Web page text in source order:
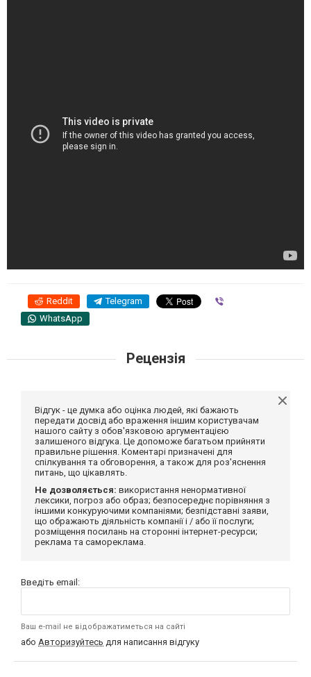
Reddit Telegram
WhatsApp
Рецензія
Відгук - це думка або оцінка людей, які бажають
передати досвід або враження іншим користувачам
нашого сайту з обов'язковою аргументацією
залишеного відгука. Це допоможе багатьом прийняти
правильне рішення. Коментарі призначені для
спілкування та обговорення, а також для роз'яснення
питань, що цікавлять.
Не дозволяється: використання ненормативної
лексики, погроз або образ; безпосереднє порівняння з
іншими конкуруючими компаніями; безпідставні заяви,
що ображають діяльність компанії і / або її послуги;
розміщення посилань на сторонні інтернет-ресурси;
реклама та самореклама.
Введіть email:
Ваш e-mail не відображатиметься на сайті
або Авторизуйтесь для написання відгуку